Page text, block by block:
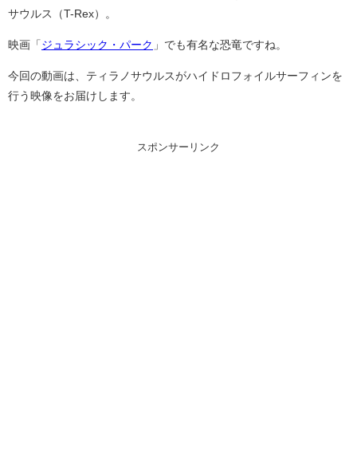
サウルス（T-Rex）。
映画「 ジュラシック・パーク 」でも有名な恐竜ですね。
今回の動画は、ティラノサウルスがハイドロフォイルサーフィンを
行う映像をお届けします。
スポンサーリンク